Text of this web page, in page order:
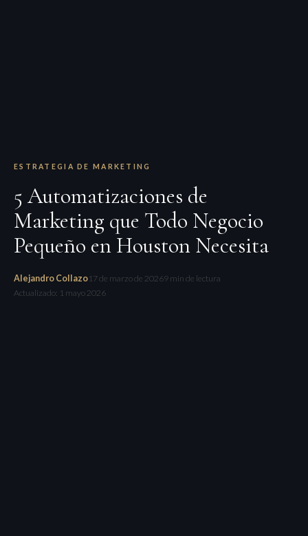
ESTRATEGIA DE MARKETING
5 Automatizaciones de
Marketing que Todo Negocio
Pequeño en Houston Necesita
Alejandro Collazo17 de marzo de 20269 min de lectura
Actualizado: 1 mayo 2026